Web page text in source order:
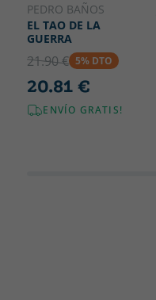
PEDRO BAÑOS
EL TAO DE LA
GUERRA
21.90 € 5% DTO
20.81 €
ENVÍO GRATIS!